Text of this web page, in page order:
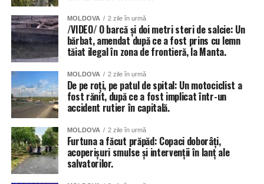
MOLDOVA 2 zile în urmă
/VIDEO/ O barcă și doi metri steri de salcie: Un
bărbat, amendat după ce a fost prins cu lemn
tăiat ilegal în zona de frontieră, la Manta.
MOLDOVA 2 zile în urmă
De pe roți, pe patul de spital: Un motociclist a
fost rănit, după ce a fost implicat într-un
accident rutier în capitală.
MOLDOVA 2 zile în urmă
Furtuna a făcut prăpăd: Copaci doborâți,
acoperișuri smulse și intervenții în lanț ale
salvatorilor.